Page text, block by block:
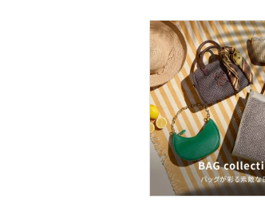
ベースメイク
メイクアップ
ネイル
ボディケア・オーラルケ